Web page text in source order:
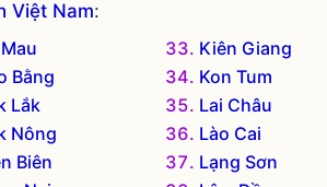
Việt Nam:
Bằng
Lắk
Nông
Biên
Kiên Giang
Kon Tum
Lai Châu
Lào Cai
Lạng Sơn